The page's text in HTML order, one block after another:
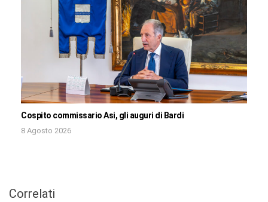
Cospito commissario Asi, gli auguri di Bardi
8 Agosto 2026
Correlati